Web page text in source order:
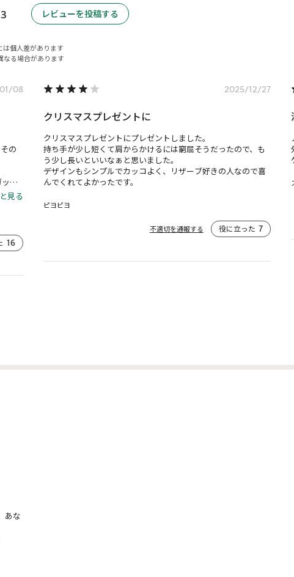
レビューを投稿する
は個人差があります
なる場合があります
08
の
カ
が
見る
16
2025/12/27
クリスマスプレゼントに
クリスマスプレゼントにプレゼントしました。
持ち手が少し短くて肩からかけるには窮屈そうだったので、も
う少し長いといいなぁと思いました。
デザインもシンプルでカッコよく、リザーブ好きの人なので喜
んでくれてよかったです。
ピヨピヨ
不適切を通報する 役に立った 7
あな